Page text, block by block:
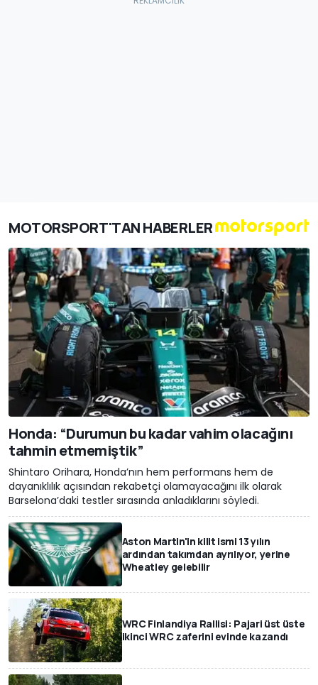
MOTORSPORT'TAN HABERLER
Honda: “Durumun bu kadar vahim olacağını
tahmin etmemiştik”
Shintaro Orihara, Honda’nın hem performans hem de
dayanıklılık açısından rekabetçi olamayacağını ilk olarak
Barselona’daki testler sırasında anladıklarını söyledi.
Aston Martin'in kilit ismi 13 yılın
ardından takımdan ayrılıyor, yerine
Wheatley gelebilir
WRC Finlandiya Rallisi: Pajari üst üste
ikinci WRC zaferini evinde kazandı